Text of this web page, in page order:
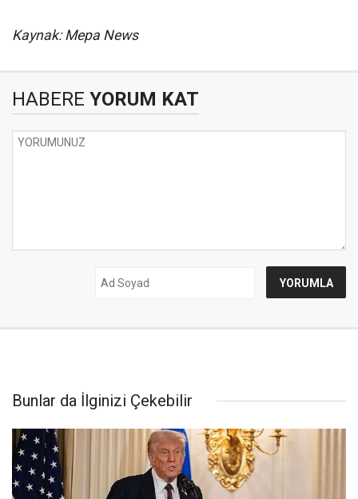
Kaynak: Mepa News
HABERE YORUM KAT
Bunlar da İlginizi Çekebilir